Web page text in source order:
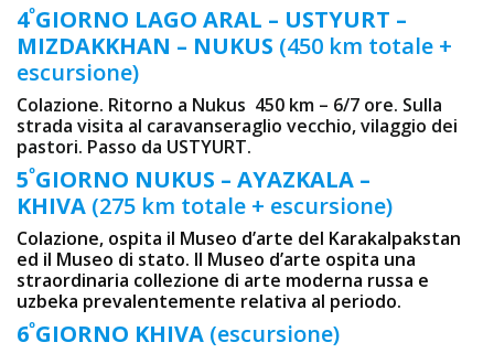
4ºGIORNO LAGO ARAL – USTYURT –
MIZDAKKHAN – NUKUS (450 km totale +
escursione)
Colazione. Ritorno a Nukus 450 km – 6/7 ore. Sulla
strada visita al caravanseraglio vecchio, vilaggio dei
pastori. Passo da USTYURT.
5ºGIORNO NUKUS – AYAZKALA –
KHIVA (275 km totale + escursione)
Colazione, ospita il Museo d’arte del Karakalpakstan
ed il Museo di stato. Il Museo d’arte ospita una
straordinaria collezione di arte moderna russa e
uzbeka prevalentemente relativa al periodo.
6ºGIORNO KHIVA (escursione)